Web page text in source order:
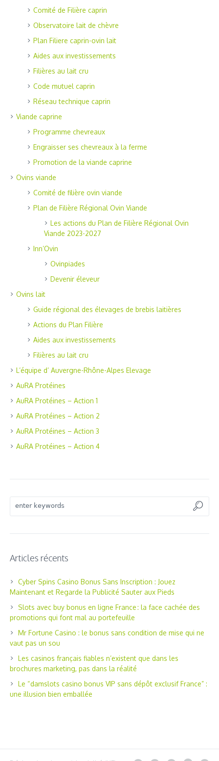
Comité de Filière caprin
Observatoire lait de chèvre
Plan Filiere caprin-ovin lait
Aides aux investissements
Filières au lait cru
Code mutuel caprin
Réseau technique caprin
Viande caprine
Programme chevreaux
Engraisser ses chevreaux à la ferme
Promotion de la viande caprine
Ovins viande
Comité de filière ovin viande
Plan de Filière Régional Ovin Viande
Les actions du Plan de Filière Régional Ovin
Viande 2023-2027
Inn’Ovin
Ovinpiades
Devenir éleveur
Ovins lait
Guide régional des élevages de brebis laitières
Actions du Plan Filière
Aides aux investissements
Filières au lait cru
L’équipe d’ Auvergne-Rhône-Alpes Elevage
AuRA Protéines
AuRA Protéines – Action 1
AuRA Protéines – Action 2
AuRA Protéines – Action 3
AuRA Protéines – Action 4
Articles récents
Cyber Spins Casino Bonus Sans Inscription : Jouez
Maintenant et Regarde la Publicité Sauter aux Pieds
Slots avec buy bonus en ligne France : la face cachée des
promotions qui font mal au portefeuille
Mr Fortune Casino : le bonus sans condition de mise qui ne
vaut pas un sou
Les casinos français fiables n’existent que dans les
brochures marketing, pas dans la réalité
Le “damslots casino bonus VIP sans dépôt exclusif France” :
une illusion bien emballée